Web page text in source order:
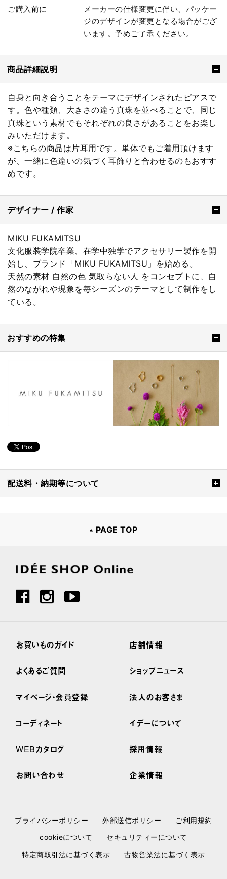
ご購入前に
メーカーの仕様変更に伴い、パッケー
ジのデザインが変更となる場合がござ
います。予めご了承ください。
商品詳細説明
自身と向き合うことをテーマにデザインされたピアスで
す。色や種類、大きさの違う真珠を並べることで、同じ
真珠という素材でもそれぞれの良さがあることをお楽し
みいただけます。
※こちらの商品は片耳用です。単体でもご着用頂けます
が、一緒に色違いの気づく耳飾りと合わせるのもおすす
めです。
デザイナー / 作家
MIKU FUKAMITSU
文化服装学院卒業、在学中独学でアクセサリー製作を開
始し、ブランド「MIKU FUKAMITSU」を始める。
天然の素材 自然の色 気取らない人 をコンセプトに、自
然のながれや現象を毎シーズンのテーマとして制作をし
ている。
おすすめの特集
配送料・納期等について
PAGE TOP
お買いものガイド
よくあるご質問
マイページ・会員登録
コーディネート
WEBカタログ
お問い合わせ
店舗情報
ショップニュース
法人のお客さま
イデーについて
採用情報
企業情報
プライバシーポリシー 外部送信ポリシー
ご利用規約
cookieについて
セキュリティーについて
特定商取引法に基づく表示
古物営業法に基づく表示